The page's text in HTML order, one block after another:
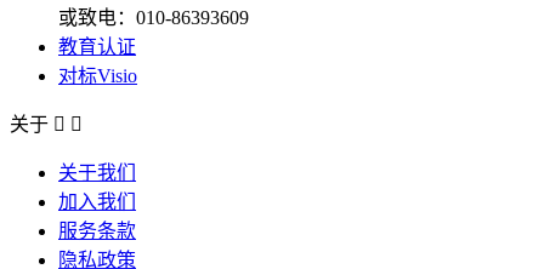
或致电：010-86393609
教育认证
对标Visio
关于  
关于我们
加入我们
服务条款
隐私政策